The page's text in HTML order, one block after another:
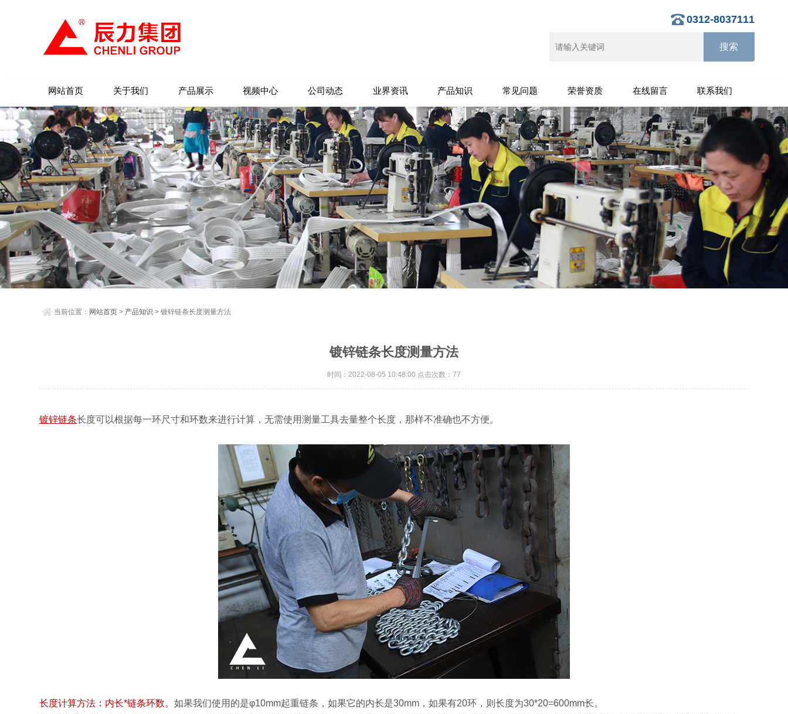
0312-8037111
网站首页 关于我们 产品展示 视频中心 公司动态 业界资讯 产品知识 常见问题 荣誉资质 在线留言 联系我们
当前位置： 网站首页 > 产品知识 > 镀锌链条长度测量方法
镀锌链条长度测量方法
时间：2022-08-05 10:48:00 点击次数：77
镀锌链条长度可以根据每一环尺寸和环数来进行计算，无需使用测量工具去量整个长度，那样不准确也不方便。
长度计算方法：内长*链条环数。如果我们使用的是φ10mm起重链条，如果它的内长是30mm，如果有20环，则长度为30*20=600mm长。